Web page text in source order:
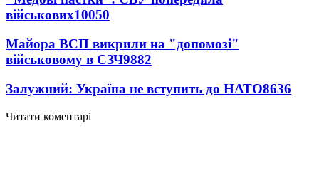
військових10050
Майора ВСП викрили на "допомозі"
військовому в СЗЧ9882
Залужний: Україна не вступить до НАТО8636
Читати коментарі